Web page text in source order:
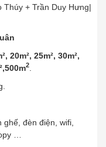
+ Trần Duy Hưng|
20m², 25m², 30m²,
2
đèn điện, wifi,
…